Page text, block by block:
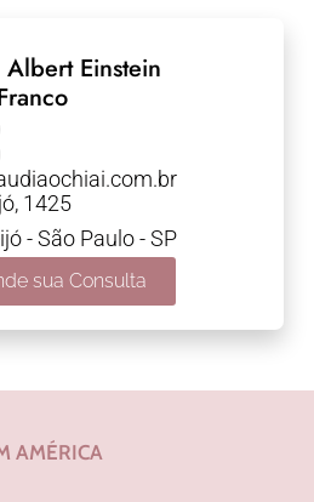
Einstein
1425
- São Paulo - SP
sua Consulta
AMÉRICA